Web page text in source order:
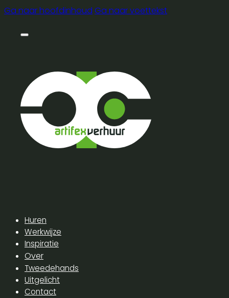
Ga naar hoofdinhoud Ga naar voettekst
Huren
Werkwijze
Inspiratie
Over
Tweedehands
Uitgelicht
Contact